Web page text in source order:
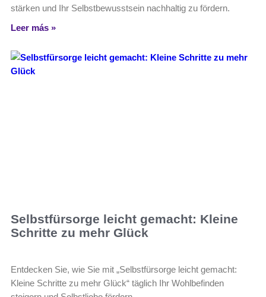
stärken und Ihr Selbstbewusstsein nachhaltig zu fördern.
Leer más »
Selbstfürsorge leicht gemacht: Kleine
Schritte zu mehr Glück
Entdecken Sie, wie Sie mit „Selbstfürsorge leicht gemacht:
Kleine Schritte zu mehr Glück“ täglich Ihr Wohlbefinden